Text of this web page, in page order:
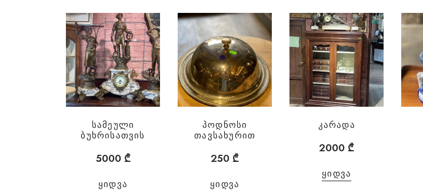
სამეული
ბუხრისათვის
5000 ₾
ᲧᲘᲓᲕᲐ
პოდნოსი
თავსახურით
250 ₾
ᲧᲘᲓᲕᲐ
კარადა
2000 ₾
ᲧᲘᲓᲕᲐ